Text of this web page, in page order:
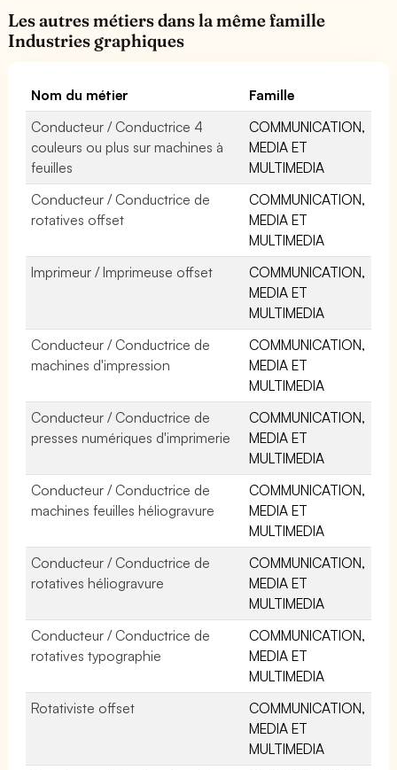
Les autres métiers dans la même famille
Industries graphiques
Nom du métier
Famille
Conducteur / Conductrice 4
couleurs ou plus sur machines à
feuilles
COMMUNICATION,
MEDIA ET
MULTIMEDIA
Conducteur / Conductrice de
rotatives offset
COMMUNICATION,
MEDIA ET
MULTIMEDIA
Imprimeur / Imprimeuse offset
COMMUNICATION,
MEDIA ET
MULTIMEDIA
Conducteur / Conductrice de
machines d'impression
COMMUNICATION,
MEDIA ET
MULTIMEDIA
Conducteur / Conductrice de
presses numériques d'imprimerie
COMMUNICATION,
MEDIA ET
MULTIMEDIA
Conducteur / Conductrice de
machines feuilles héliogravure
COMMUNICATION,
MEDIA ET
MULTIMEDIA
Conducteur / Conductrice de
rotatives héliogravure
COMMUNICATION,
MEDIA ET
MULTIMEDIA
Conducteur / Conductrice de
rotatives typographie
COMMUNICATION,
MEDIA ET
MULTIMEDIA
Rotativiste offset
COMMUNICATION,
MEDIA ET
MULTIMEDIA